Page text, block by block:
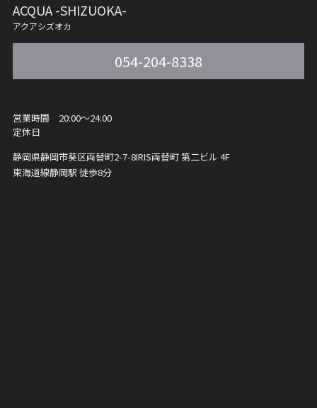
ACQUA -SHIZUOKA-
アクアシズオカ
054-204-8338
営業時間 20:00〜24:00
定休日
静岡県静岡市葵区両替町2-7-8IRIS両替町 第二ビル 4F
東海道線静岡駅 徒歩8分